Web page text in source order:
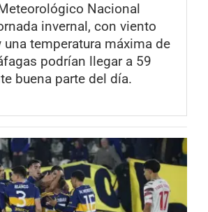
Nacional
invernal, con viento
temperatura máxima de
podrían llegar a 59
buena parte del día.